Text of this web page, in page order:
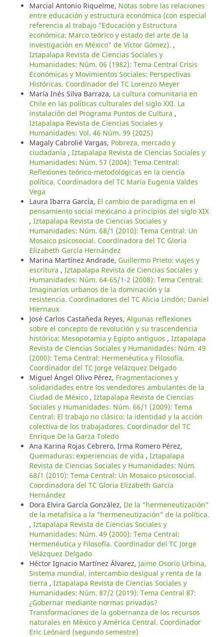
Marcial Antonio Riquelme, Notas sobre las relaciones
entre educación y estructura económica (con especial
referencia al trabajo "Educación y Estructura
económica: Marco teórico y estado del arte de la
investigación en México" de Víctor Gómez). ,
Iztapalapa Revista de Ciencias Sociales y
Humanidades: Núm. 06 (1982): Tema Central Crisis
Económicas y Movimientos Sociales: Perspectivas
Históricas. Coordinador del TC Lorenzo Meyer
María Inés Silva Barraza, La cultura comunitaria en
Chile en las políticas culturales del siglo XXI. La
instalación del Programa Puntos de Cultura ,
Iztapalapa Revista de Ciencias Sociales y
Humanidades: Vol. 46 Núm. 99 (2025)
Magaly Cabrolié Vargas, Pobreza, mercado y
ciudadanía , Iztapalapa Revista de Ciencias Sociales y
Humanidades: Núm. 57 (2004): Tema Central:
Reflexiones teórico-metodológicas en la ciencia
política. Coordinadora del TC María Eugenia Valdes
Vega
Laura Ibarra García, El cambio de paradigma en el
pensamiento social mexicano a principios del siglo XIX
, Iztapalapa Revista de Ciencias Sociales y
Humanidades: Núm. 68/1 (2010): Tema Central: Un
Mosaico psicosocial. Coordinadora del TC Gloria
Elizabeth García Hernández
Marina Martínez Andrade, Guillermo Prieto: viajes y
escritura , Iztapalapa Revista de Ciencias Sociales y
Humanidades: Núm. 64-65/1-2 (2008): Tema Central:
Imaginarios urbanos de la dominación y la
resistencia. Coordinadores del TC Alicia Lindón; Daniel
Hiernaux
José Carlos Castañeda Reyes, Algunas reflexiones
sobre el concepto de revolución y su trascendencia
histórica: Mesopotamia y Egipto antiguos , Iztapalapa
Revista de Ciencias Sociales y Humanidades: Núm. 49
(2000): Tema Central: Hermenéutica y Filosofía.
Coordinador del TC Jorge Velázquez Delgado
Miguel Ángel Olivo Pérez, Fragmentaciones y
solidaridades entre los vendedores ambulantes de la
Ciudad de México , Iztapalapa Revista de Ciencias
Sociales y Humanidades: Núm. 66/1 (2009): Tema
Central: El trabajo no clásico: la identidad y la acción
colectiva de los trabajadores. Coordinador del TC
Enrique De la Garza Toledo
Ana Karina Rojas Cebrero, Irma Romero Pérez,
Quemaduras: experiencias de vida , Iztapalapa
Revista de Ciencias Sociales y Humanidades: Núm.
68/1 (2010): Tema Central: Un Mosaico psicosocial.
Coordinadora del TC Gloria Elizabeth García
Hernández
Dora Elvira García González, De la "hermeneutización"
de la metafisica a la "hermeneutización" de la política.
, Iztapalapa Revista de Ciencias Sociales y
Humanidades: Núm. 49 (2000): Tema Central:
Hermenéutica y Filosofía. Coordinador del TC Jorge
Velázquez Delgado
Héctor Ignacio Martínez Álvarez, Jaime Osorio Urbina,
Sistema mundial, intercambio desigual y renta de la
tierra , Iztapalapa Revista de Ciencias Sociales y
Humanidades: Núm. 87/2 (2019): Tema Central 87:
¿Gobernar mediante normas privadas?
Transformaciones de la gobernanza de los recursos
naturales en México y América Central. Coordinador
Eric Leónard (segundo semestre)